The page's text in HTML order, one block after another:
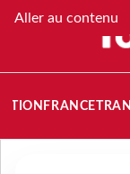
Aller au contenu
FRANCE